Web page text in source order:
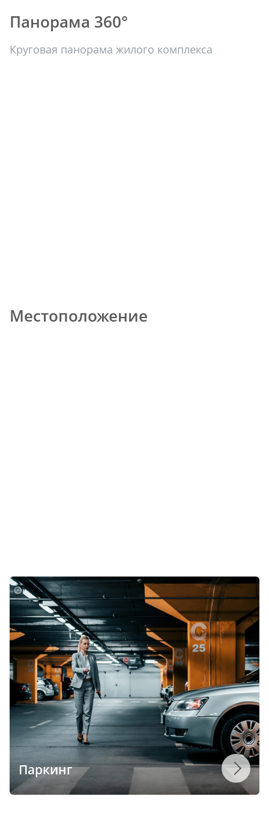
Панорама 360°
Круговая панорама жилого комплекса
Местоположение
Паркинг